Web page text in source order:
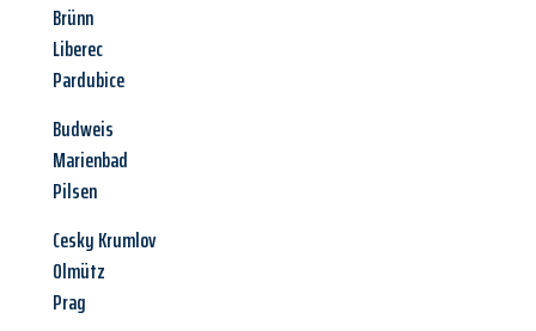
Brünn
Liberec
Pardubice
Budweis
Marienbad
Pilsen
Cesky Krumlov
Olmütz
Prag